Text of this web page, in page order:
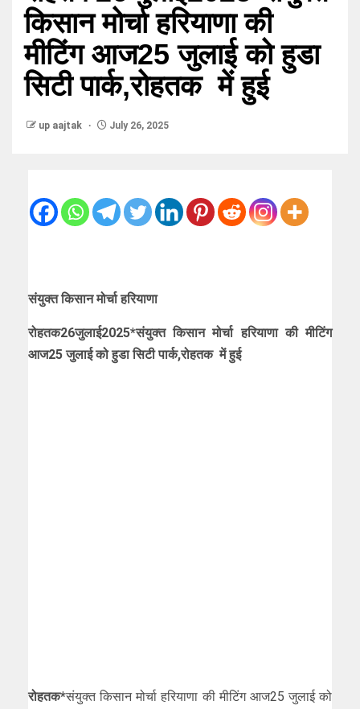
किसान मोर्चा हरियाणा की
मीटिंग आज25 जुलाई को हुडा
सिटी पार्क,रोहतक में हुई
up aajtak July 26, 2025
संयुक्त किसान मोर्चा हरियाणा
रोहतक26जुलाई2025*संयुक्त किसान मोर्चा हरियाणा की मीटिंग
आज25 जुलाई को हुडा सिटी पार्क,रोहतक में हुई
रोहतक*संयुक्त किसान मोर्चा हरियाणा की मीटिंग आज25 जुलाई को